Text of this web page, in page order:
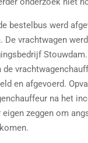
bestelbus werd
De vrachtwagen
en afgevoerd.
na het
eigen zeggen om